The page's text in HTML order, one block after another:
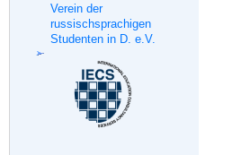
Verein der
russischsprachigen
Studenten in D. e.V.